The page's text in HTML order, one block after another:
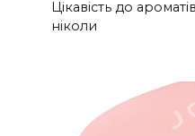
Цікавість до
ніколи